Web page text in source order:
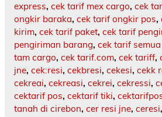
express, cek tarif mex cargo, cek
ongkir baraka, cek tarif ongkir pos,
kirim, cek tarif paket, cek tarif
pengiriman barang, cek tarif
tam cargo, cek tarif.com, cek tariff,
jne, cek:resi, cekbresi, cekesi, cekk
cekreai, cekreasi, cekrei, cekressi,
cektarif pos, cektarif tiki,
tanah di cirebon, cer resi jne, ceresi,